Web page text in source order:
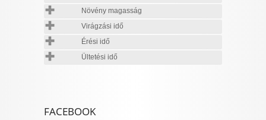
Növény magasság
Virágzási idő
Érési idő
Ültetési idő
FACEBOOK